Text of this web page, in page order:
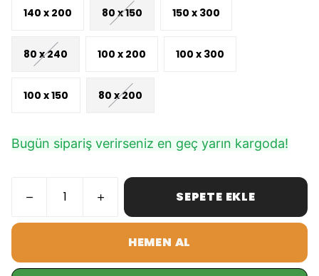
140 x 200 80 x 150 150 x 300
80 x 240 100 x 200 100 x 300
100 x 150 80 x 200
Bugün sipariş verirseniz en geç yarın kargoda!
SEPETE EKLE
HEMEN AL